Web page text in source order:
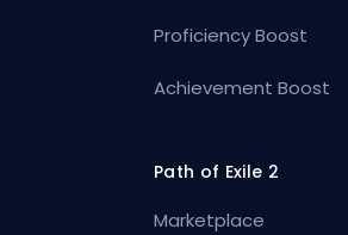
Proficiency Boost
Achievement Boost
Path of Exile 2
Marketplace